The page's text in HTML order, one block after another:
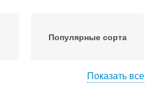
Популярные сорта
Показать все